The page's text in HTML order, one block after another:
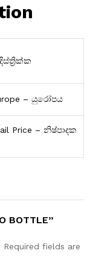
– යුරෝපය
Price – නිෂ්පාදක
BOTTLE”
Required fields are